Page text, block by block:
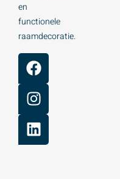
en
functionele
raamdecoratie.